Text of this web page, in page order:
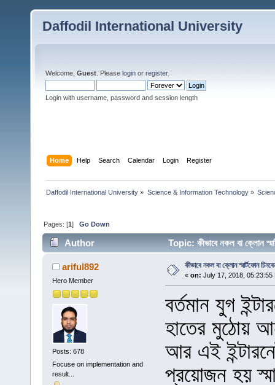
Daffodil International University
Welcome, Guest . Please login or register.
Login with username, password and session length
Home Help Search Calendar Login Register
Daffodil International University » Science & Information Technology»
Pages: [1]Go Down
Author Topic: কীভাবে নকল বা ক্লোন
ariful892
Hero Member
Posts: 678
Focuse on implementation and
result...
কীভাবে নকল বা ক্লোন স্মার্টফোন
« on: July 17, 2018, 05:23:55
বর্তমান যুগ
হাতের মুঠোয়
আর এই
প্রয়োজন হয়